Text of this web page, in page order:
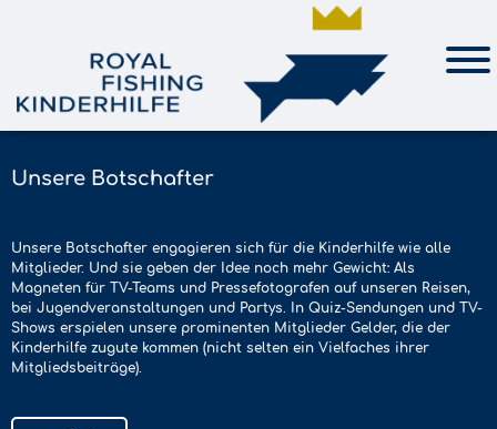
Unsere Botschafter
Unsere Botschafter engagieren sich für die Kinderhilfe wie alle
Mitglieder. Und sie geben der Idee noch mehr Gewicht: Als
Magneten für TV-Teams und Pressefotografen auf unseren Reisen,
bei Jugendveranstaltungen und Partys. In Quiz-Sendungen und TV-
Shows erspielen unsere prominenten Mitglieder Gelder, die der
Kinderhilfe zugute kommen (nicht selten ein Vielfaches ihrer
Mitgliedsbeiträge).